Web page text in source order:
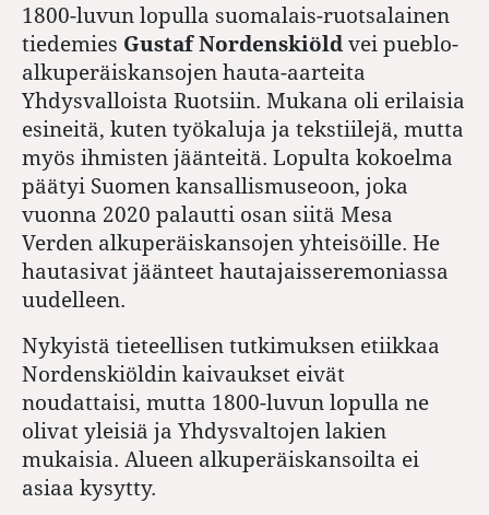
1800-luvun lopulla suomalais-ruotsalainen
tiedemies Gustaf Nordenskiöld vei pueblo-
alkuperäiskansojen hauta-aarteita
Yhdysvalloista Ruotsiin. Mukana oli erilaisia
esineitä, kuten työkaluja ja tekstiilejä, mutta
myös ihmisten jäänteitä. Lopulta kokoelma
päätyi Suomen kansallismuseoon, joka
vuonna 2020 palautti osan siitä Mesa
Verden alkuperäiskansojen yhteisöille. He
hautasivat jäänteet hautajaisseremoniassa
uudelleen.
Nykyistä tieteellisen tutkimuksen etiikkaa
Nordenskiöldin kaivaukset eivät
noudattaisi, mutta 1800-luvun lopulla ne
olivat yleisiä ja Yhdysvaltojen lakien
mukaisia. Alueen alkuperäiskansoilta ei
asiaa kysytty.